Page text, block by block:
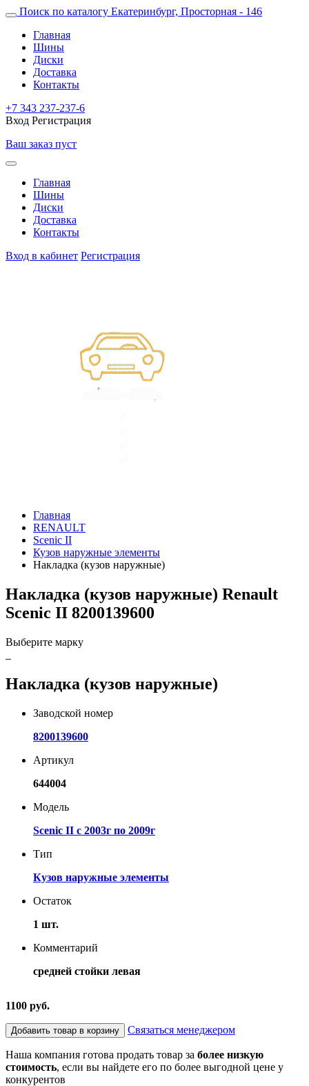
Поиск по каталогу Екатеринбург, Просторная - 146
Главная
Шины
Диски
Доставка
Контакты
+7 343 237-237-6
Вход Регистрация
Ваш заказ пуст
Главная
Шины
Диски
Доставка
Контакты
Вход в кабинет Регистрация
Главная
RENAULT
Scenic II
Кузов наружные элементы
Накладка (кузов наружные)
Накладка (кузов наружные) Renault
Scenic II 8200139600
Выберите марку
Накладка (кузов наружные)
Заводской номер
8200139600
Артикул
644004
Модель
Scenic II с 2003г по 2009г
Тип
Кузов наружные элементы
Остаток
1 шт.
Комментарий
средней стойки левая
1100 руб.
Добавить товар в корзину Связаться менеджером
Наша компания готова продать товар за более низкую
стоимость, если вы найдете его по более выгодной цене у
конкурентов